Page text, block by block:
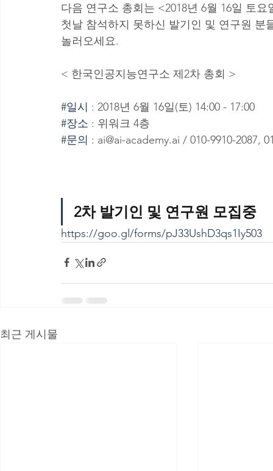
다음 연구소 총회는 <2018년 6월 16일 토
첫날 참석하지 못하신 발기인 및 연구원
놀러오세요.
< 한국인공지능연구소 제2차 총회 >
#일시 : 2018년 6월 16일(토) 14:00 - 17:00
#장소 : 위워크 4층
#문의 : ai@ai-academy.ai / 010-9910-2087,
2차 발기인 및 연구원 모집중
https://goo.gl/forms/pJ33UshD3qs1Iy503
최근 게시물